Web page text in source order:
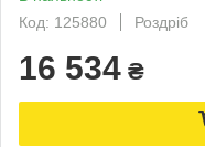
Код: 125880
Роздріб
16 534 ₴